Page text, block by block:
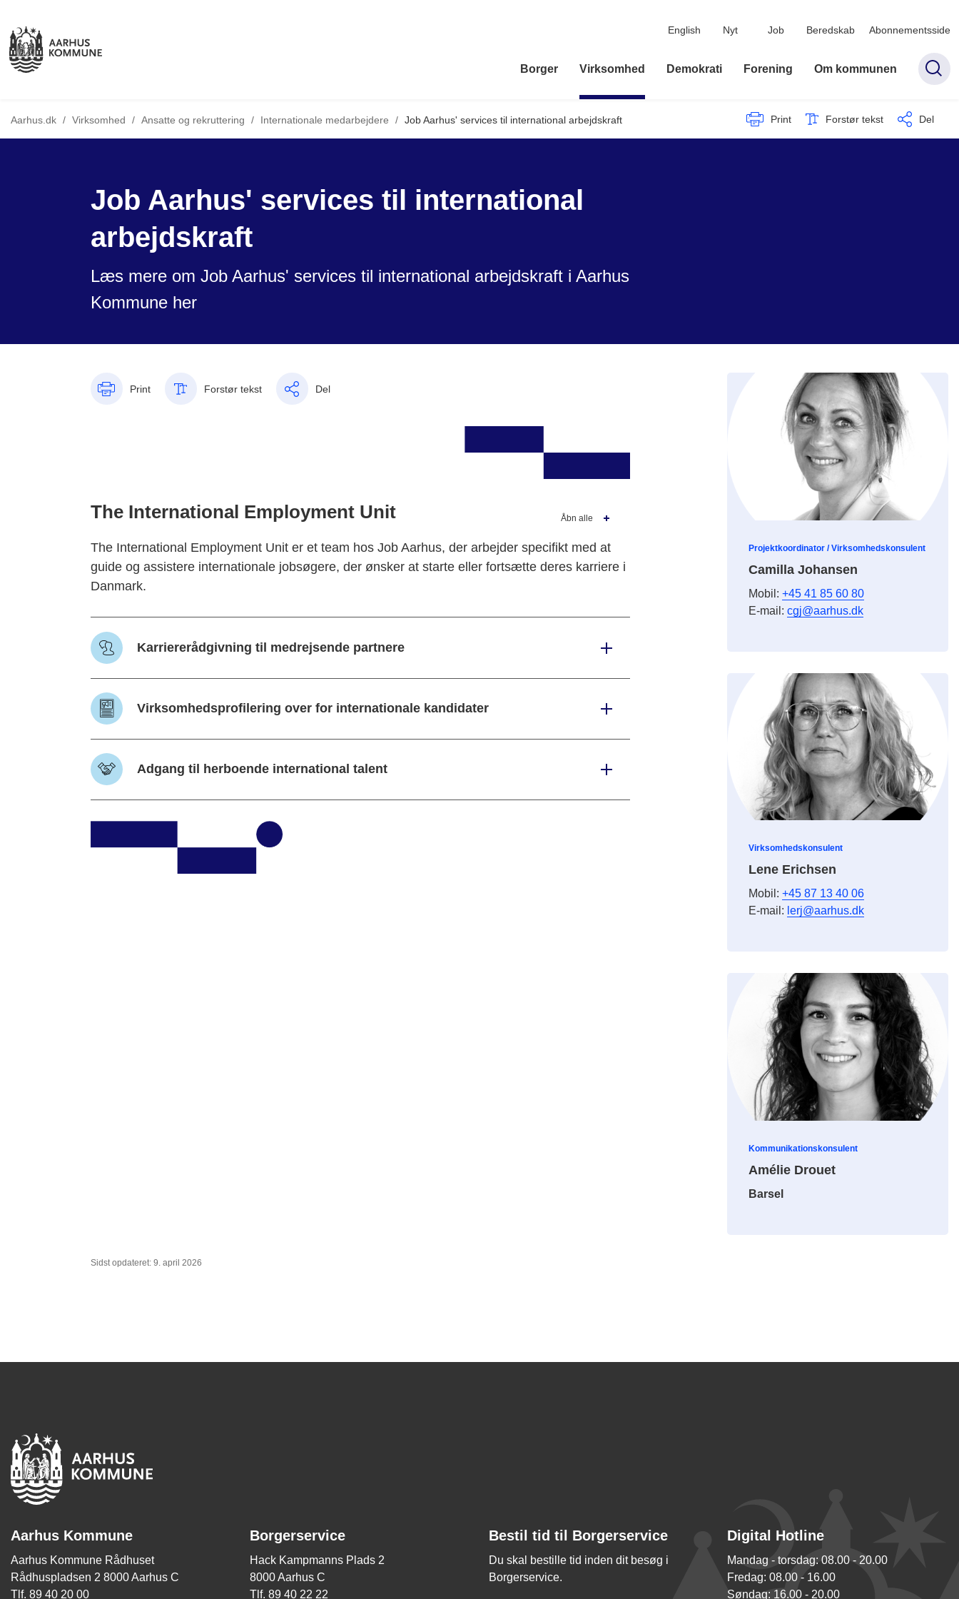
English Nyt Job Beredskab Abonnementsside
Borger Virksomhed Demokrati Forening Om kommunen
Aarhus.dk / Virksomhed / Ansatte og rekruttering / Tilbage til
Internationale medarbejdere / Job Aarhus' services til international arbejdskraft Print Forstør tekst Del
Job Aarhus' services til international
arbejdskraft
Læs mere om Job Aarhus' services til international arbejdskraft i Aarhus
Kommune her
Print Forstør tekst Del
The International Employment Unit Åbn alle
The International Employment Unit er et team hos Job Aarhus, der arbejder specifikt med at
guide og assistere internationale jobsøgere, der ønsker at starte eller fortsætte deres karriere i
Danmark.
Karriererådgivning til medrejsende partnere
Virksomhedsprofilering over for internationale kandidater
Adgang til herboende international talent
Projektkoordinator / Virksomhedskonsulent
Camilla Johansen
Mobil:+45 41 85 60 80
E-mail:cgj@aarhus.dk
Virksomhedskonsulent
Lene Erichsen
Mobil:+45 87 13 40 06
E-mail: lerj@aarhus.dk
Kommunikationskonsulent
Amélie Drouet
Barsel
Sidst opdateret: 9. april 2026
Aarhus Kommune
Aarhus Kommune Rådhuset
Rådhuspladsen 2 8000 Aarhus C
Tlf. 89 40 20 00
Borgerservice
Hack Kampmanns Plads 2
8000 Aarhus C
Tlf. 89 40 22 22
Bestil tid til Borgerservice
Du skal bestille tid inden dit besøg i
Borgerservice.
Digital Hotline
Mandag - torsdag: 08.00 - 20.00
Fredag: 08.00 - 16.00
Søndag: 16.00 - 20.00